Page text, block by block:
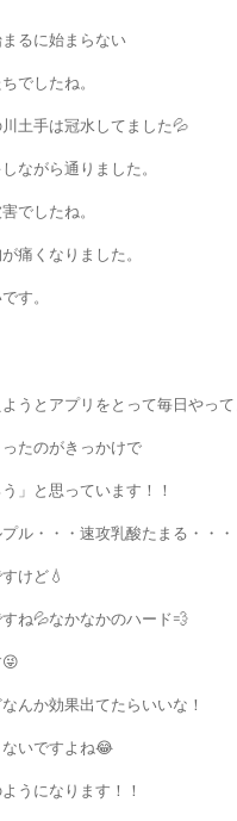
るに始まらない
でしたね。
土手は冠水してました💦
ながら通りました。
でしたね。
痛くなりました。
す。
うとアプリをとって毎日やって
たのがきっかけで
」と思っています！！
ル・・・速攻乳酸たまる・・・
けど💧
ね💦なかなかのハード💨
んか効果出てたらいいな！
いですよね😂
うになります！！